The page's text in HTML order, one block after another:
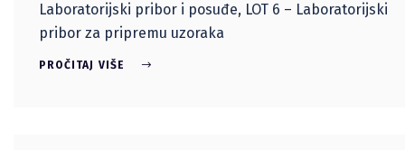
Laboratorijski pribor i posuđe, LOT 6 – Laboratorijski
pribor za pripremu uzoraka
PROČITAJ VIŠE